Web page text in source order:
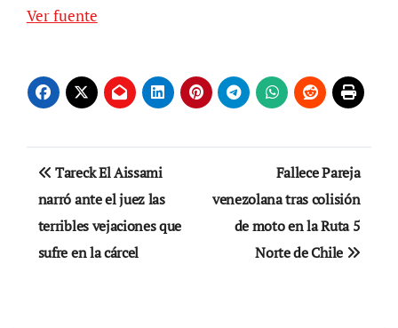
Ver fuente
Navegación
de
entradas
Tareck El Aissami
narró ante el juez las
terribles vejaciones que
sufre en la cárcel
Fallece Pareja
venezolana tras colisión
de moto en la Ruta 5
Norte de Chile